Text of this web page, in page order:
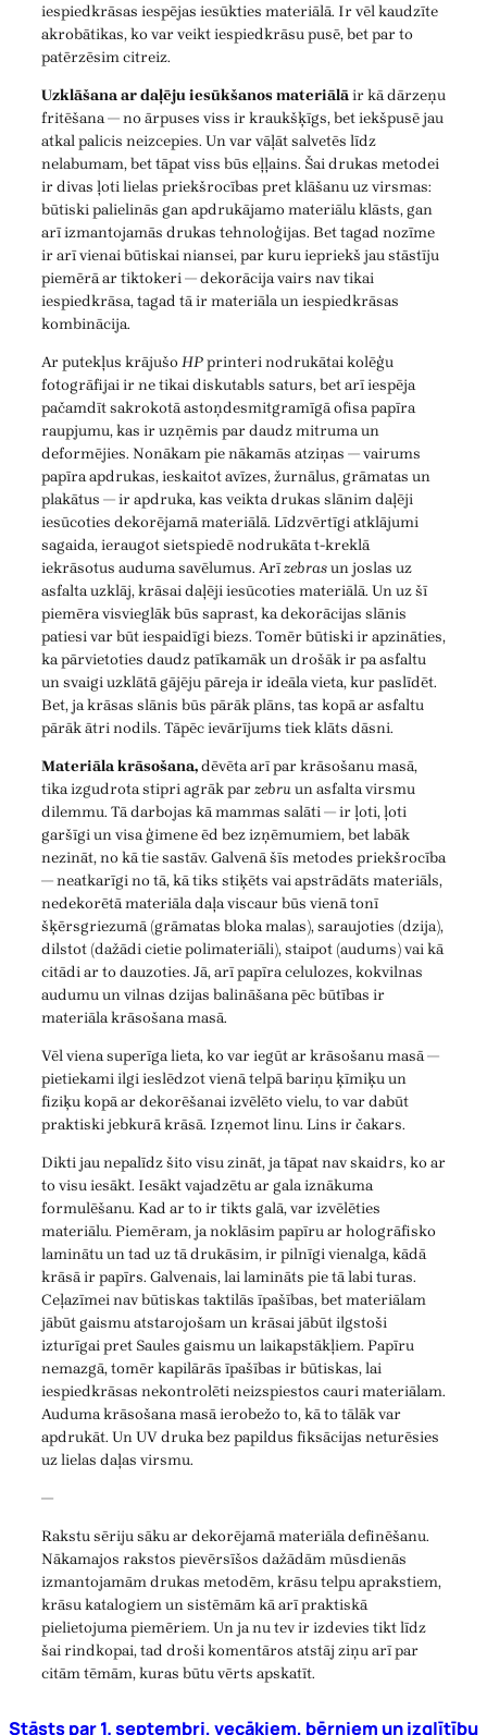
iespiedkrāsas iespējas iesūkties materiālā. Ir vēl kaudzīte
akrobātikas, ko var veikt iespiedkrāsu pusē, bet par to
patērzēsim citreiz.
Uzklāšana ar daļēju iesūkšanos materiālāir kā dārzeņu
fritēšana — no ārpuses viss ir kraukšķīgs, bet iekšpusē jau
atkal palicis neizcepies. Un var vāļāt salvetēs līdz
nelabumam, bet tāpat viss būs eļļains. Šai drukas metodei
ir divas ļoti lielas priekšrocības pret klāšanu uz virsmas:
būtiski palielinās gan apdrukājamo materiālu klāsts, gan
arī izmantojamās drukas tehnoloģijas. Bet tagad nozīme
ir arī vienai būtiskai niansei, par kuru iepriekš jau stāstīju
piemērā ar tiktokeri — dekorācija vairs nav tikai
iespiedkrāsa, tagad tā ir materiāla un iespiedkrāsas
kombinācija.
Ar putekļus krājušoHPprinteri nodrukātai kolēģu
fotogrāfijai ir ne tikai diskutabls saturs, bet arī iespēja
pačamdīt sakrokotā astoņdesmitgramīgā ofisa papīra
raupjumu, kas ir uzņēmis par daudz mitruma un
deformējies. Nonākam pie nākamās atziņas — vairums
papīra apdrukas, ieskaitot avīzes, žurnālus, grāmatas un
plakātus — ir apdruka, kas veikta drukas slānim daļēji
iesūcoties dekorējamā materiālā. Līdzvērtīgi atklājumi
sagaida, ieraugot sietspiedē nodrukāta t-kreklā
iekrāsotus auduma savēlumus. Arīzebrasun joslas uz
asfalta uzklāj, krāsai daļēji iesūcoties materiālā. Un uz šī
piemēra visvieglāk būs saprast, ka dekorācijas slānis
patiesi var būt iespaidīgi biezs. Tomēr būtiski ir apzināties,
ka pārvietoties daudz patīkamāk un drošāk ir pa asfaltu
un svaigi uzklātā gājēju pāreja ir ideāla vieta, kur paslīdēt.
Bet, ja krāsas slānis būs pārāk plāns, tas kopā ar asfaltu
pārāk ātri nodils. Tāpēc ievārījums tiek klāts dāsni.
Materiāla krāsošana,dēvēta arī par krāsošanu masā,
tika izgudrota stipri agrāk parzebruun asfalta virsmu
dilemmu. Tā darbojas kā mammas salāti — ir ļoti, ļoti
garšīgi un visa ģimene ēd bez izņēmumiem, bet labāk
nezināt, no kā tie sastāv. Galvenā šīs metodes priekšrocība
— neatkarīgi no tā, kā tiks stiķēts vai apstrādāts materiāls,
nedekorētā materiāla daļa viscaur būs vienā tonī
šķērsgriezumā (grāmatas bloka malas), saraujoties (dzija),
dilstot (dažādi cietie polimateriāli), staipot (audums) vai kā
citādi ar to dauzoties. Jā, arī papīra celulozes, kokvilnas
audumu un vilnas dzijas balināšana pēc būtības ir
materiāla krāsošana masā.
Vēl viena superīga lieta, ko var iegūt ar krāsošanu masā —
pietiekami ilgi ieslēdzot vienā telpā bariņu ķīmiķu un
fiziķu kopā ar dekorēšanai izvēlēto vielu, to var dabūt
praktiski jebkurā krāsā. Izņemot linu. Lins ir čakars.
Dikti jau nepalīdz šito visu zināt, ja tāpat nav skaidrs, ko ar
to visu iesākt. Iesākt vajadzētu ar gala iznākuma
formulēšanu. Kad ar to ir tikts galā, var izvēlēties
materiālu. Piemēram, ja noklāsim papīru ar hologrāfisko
laminātu un tad uz tā drukāsim, ir pilnīgi vienalga, kādā
krāsā ir papīrs. Galvenais, lai lamināts pie tā labi turas.
Ceļazīmei nav būtiskas taktilās īpašības, bet materiālam
jābūt gaismu atstarojošam un krāsai jābūt ilgstoši
izturīgai pret Saules gaismu un laikapstākļiem. Papīru
nemazgā, tomēr kapilārās īpašības ir būtiskas, lai
iespiedkrāsas nekontrolēti neizspiestos cauri materiālam.
Auduma krāsošana masā ierobežo to, kā to tālāk var
apdrukāt. Un UV druka bez papildus fiksācijas neturēsies
uz lielas daļas virsmu.
—
Rakstu sēriju sāku ar dekorējamā materiāla definēšanu.
Nākamajos rakstos pievērsīšos dažādām mūsdienās
izmantojamām drukas metodēm, krāsu telpu aprakstiem,
krāsu katalogiem un sistēmām kā arī praktiskā
pielietojuma piemēriem. Un ja nu tev ir izdevies tikt līdz
šai rindkopai, tad droši komentāros atstāj ziņu arī par
citām tēmām, kuras būtu vērts apskatīt.
Stāsts par 1. septembri, vecākiem, bērniem un izglītību